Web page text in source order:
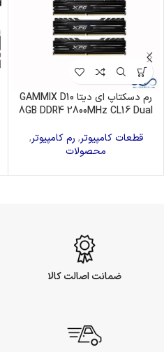
رم دسکتاپ ای دیتا GAMMIX D10
8GB DDR4 2800MHz CL16 Dual
قطعات کامپیوتر, رم کامپیوتر,
محصولات
ضمانت اصالت کالا